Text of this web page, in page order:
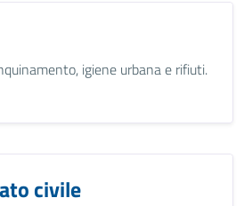
igiene urbana e rifiuti.
civile